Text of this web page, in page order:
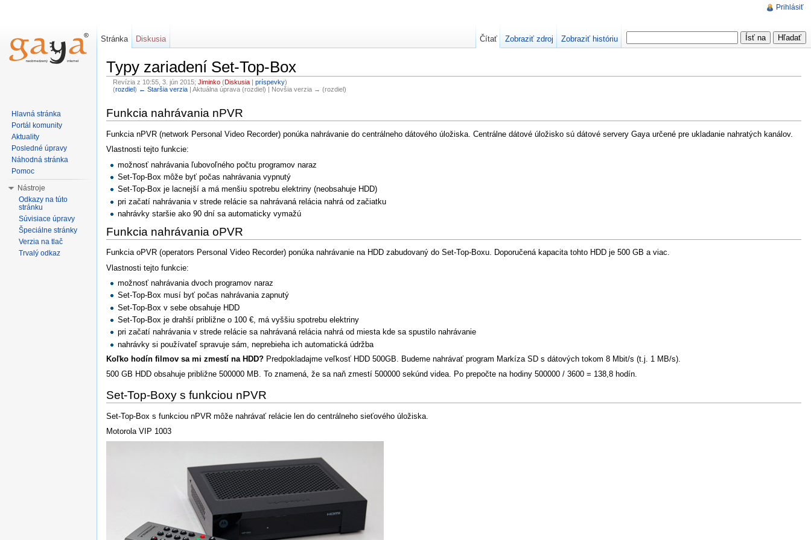
Typy zariadení Set-Top-Box
Revízia z 10:55, 3. jún 2015; Jiminko (Diskusia| príspevky)
(rozdiel) ← Staršia verzia| Aktuálna úprava (rozdiel) | Novšia verzia → (rozdiel)
Funkcia nahrávania nPVR
Funkcia nPVR (network Personal Video Recorder) ponúka nahrávanie do centrálneho dátového úložiska. Centrálne dátové úložisko sú dátové servery Gaya určené pre ukladanie nahratých kanálov.
Vlastnosti tejto funkcie:
možnosť nahrávania ľubovoľného počtu programov naraz
Set-Top-Box môže byť počas nahrávania vypnutý
Set-Top-Box je lacnejší a má menšiu spotrebu elektriny (neobsahuje HDD)
pri začatí nahrávania v strede relácie sa nahrávaná relácia nahrá od začiatku
nahrávky staršie ako 90 dní sa automaticky vymažú
Funkcia nahrávania oPVR
Funkcia oPVR (operators Personal Video Recorder) ponúka nahrávanie na HDD zabudovaný do Set-Top-Boxu. Doporučená kapacita tohto HDD je 500 GB a viac.
Vlastnosti tejto funkcie:
možnosť nahrávania dvoch programov naraz
Set-Top-Box musí byť počas nahrávania zapnutý
Set-Top-Box v sebe obsahuje HDD
Set-Top-Box je drahší približne o 100 €, má vyššiu spotrebu elektriny
pri začatí nahrávania v strede relácie sa nahrávaná relácia nahrá od miesta kde sa spustilo nahrávanie
nahrávky si používateľ spravuje sám, neprebieha ich automatická údržba
Koľko hodín filmov sa mi zmestí na HDD? Predpokladajme veľkosť HDD 500GB. Budeme nahrávať program Markíza SD s dátových tokom 8 Mbit/s (t.j. 1 MB/s).
500 GB HDD obsahuje približne 500000 MB. To znamená, že sa naň zmestí 500000 sekúnd videa. Po prepočte na hodiny 500000 / 3600 = 138,8 hodín.
Set-Top-Boxy s funkciou nPVR
Set-Top-Box s funkciou nPVR môže nahrávať relácie len do centrálneho sieťového úložiska.
Motorola VIP 1003
Prihlásiť
Stránka Diskusia Čítať Zobraziť zdroj Zobraziť históriu
Hlavná stránka
Portál komunity
Aktuality
Posledné úpravy
Náhodná stránka
Pomoc
Nástroje
Odkazy na túto
stránku
Súvisiace úpravy
Špeciálne stránky
Verzia na tlač
Trvalý odkaz